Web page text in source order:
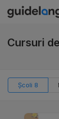
Cursuri
Școli 8